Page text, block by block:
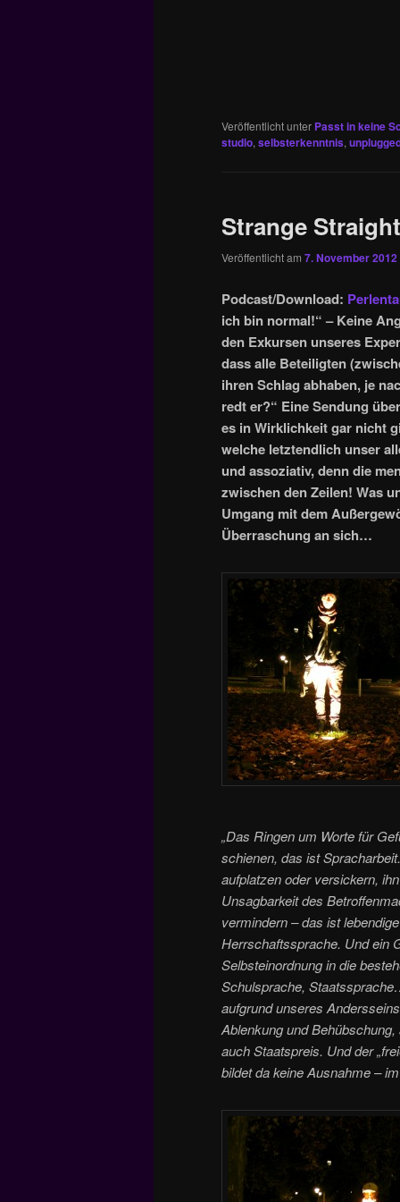
Veröffentlicht unter Passt in keine
studio, selbsterkenntnis,
Strange
Veröffentlicht am 7. November 2012
Podcast/Download:
ich bin normal!“ – Keine
den Exkursen unseres
dass alle Beteiligten
ihren Schlag abhaben, je
redt er?“ Eine Sendung
es in Wirklichkeit gar nicht
welche letztendlich unser
und assoziativ, denn die
zwischen den Zeilen! Was
Umgang mit dem
Überraschung an sich…
„Das Ringen um Worte für
schienen, das ist
aufplatzen oder versickern,
Unsagbarkeit des
vermindern – das ist
Herrschaftssprache. Und ein
Selbsteinordnung in die
Schulsprache,
aufgrund unseres
Ablenkung und
auch Staatspreis. Und der
bildet da keine Ausnahme –